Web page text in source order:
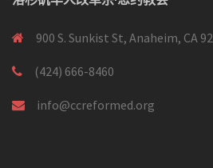
900 S. Sunkist St, Anaheim, CA
(424) 666-8460
info@ccreformed.org